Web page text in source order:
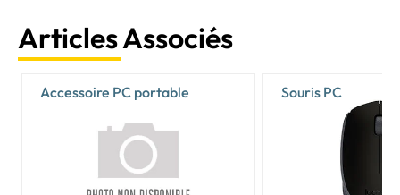
Articles Associés
Accessoire PC portable Souris PC